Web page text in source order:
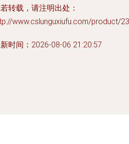
转载，请注明出处：
www.cslunguxiufu.com/product/
时间：2026-08-06 21:20:57